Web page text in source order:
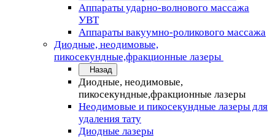
Аппараты ударно-волнового массажа
УВТ
Аппараты вакуумно-роликового массажа
Диодные, неодимовые,
пикосекундные,фракционные лазеры
Назад
Диодные, неодимовые,
пикосекундные,фракционные лазеры
Неодимовые и пикосекундные лазеры для
удаления тату
Диодные лазеры